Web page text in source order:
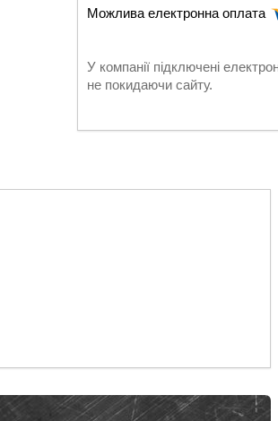
У компанії підключені
не покидаючи сайту.